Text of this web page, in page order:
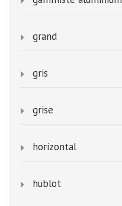
grand
gris
grise
horizontal
hublot